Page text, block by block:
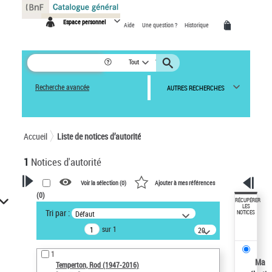
Espace personnel Aide Une question ? Historique
Tout
Recherche avancée AUTRES RECHERCHES
Accueil Liste de notices d’autorité
1 Notices d'autorité
VOTRE RECHERCHE
Recherche avancée dans les
notices d’autorité
Œuvres liées à l'auteur :
Temperton, Rod (1947-2016)
Voir la sélection (0) Ajouter à mes références
(0)
Tri par : Défaut
sur 1
20
résultats/page
1
Temperton, Rod (1947-2016)
RÉCUPÉRER
LES
NOTICES
Ma
Panneau de gestion des cookies